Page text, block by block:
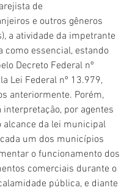
de
e outros gêneros
a atividade da impetrante
como essencial, estando
Decreto Federal nº
Lei Federal nº 13.979,
anteriormente. Porém,
interpretação, por agentes
alcance da lei municipal
um dos municípios
o funcionamento dos
comerciais durante o
pública, e diante